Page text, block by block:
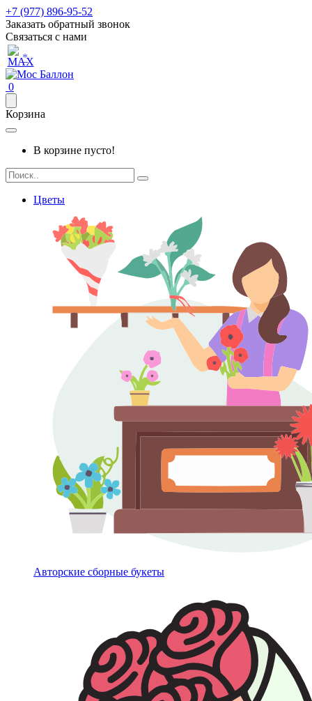
+7 (977) 896-95-52
Заказать обратный звонок
Связаться с нами
*
0
Корзина
В корзине пусто!
Цветы
Авторские сборные букеты